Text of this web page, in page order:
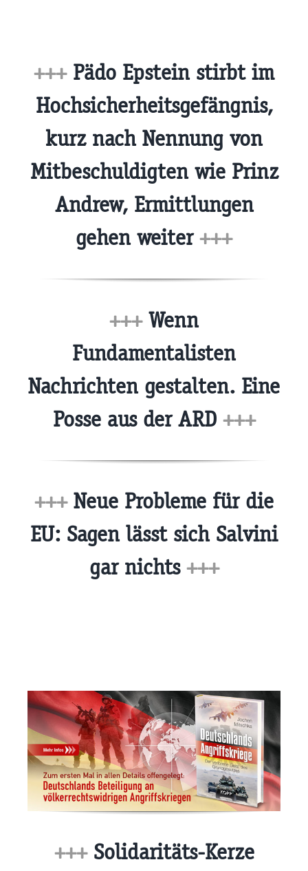
+++Pädo Epstein stirbt im
Hochsicherheitsgefängnis,
kurz nach Nennung von
Mitbeschuldigten wie Prinz
Andrew, Ermittlungen
gehen weiter+++
+++Wenn
Fundamentalisten
Nachrichten gestalten. Eine
Posse aus der ARD +++
+++Neue Probleme für die
EU: Sagen lässt sich Salvini
gar nichts +++
+++Solidaritäts-Kerze